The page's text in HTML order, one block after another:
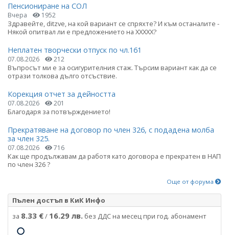
Пенсиониране на СОЛ
Вчера 1952
Здравейте, ditzve, на кой вариант се спряхте? И към останалите -
Някой опитвал ли е предложението на ХХХХХ?
Неплатен творчески отпуск по чл.161
07.08.2026 212
Въпросът ми е за осигурителния стаж. Търсим вариант как да се
отрази толкова дълго отсъствие.
Корекция отчет за дейността
07.08.2026 201
Благодаря за потвърждението!
Прекратяване на договор по член 326, с подадена молба
за член 325.
07.08.2026 716
Как ще продължавам да работя като договора е прекратен в НАП
по член 326 ?
Още от форума
Пълен достъп в КиК Инфо
за 8.33 €/ 16.29 лв. без ДДС на месец при год. абонамент